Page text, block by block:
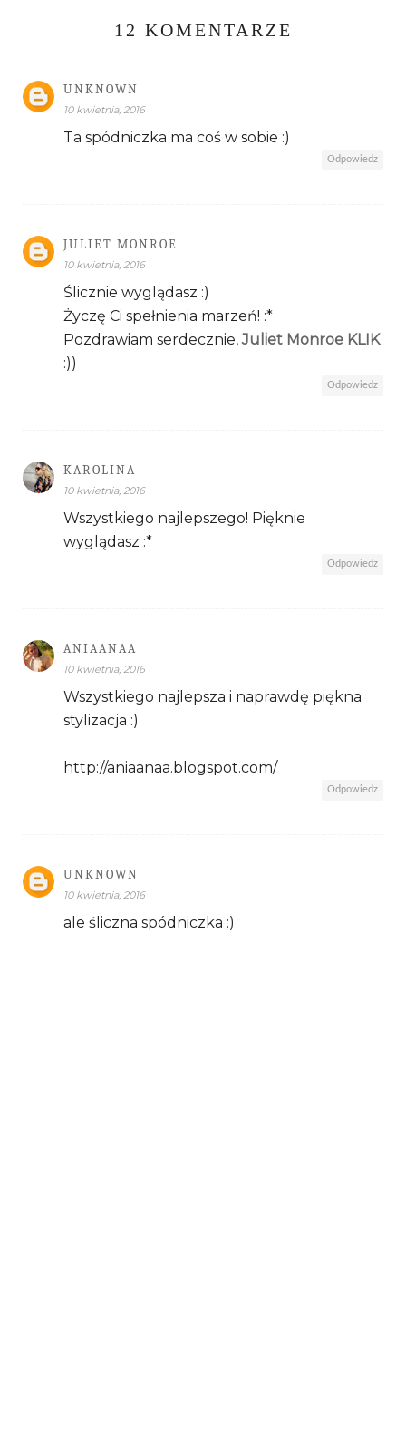
12 KOMENTARZE
UNKNOWN
10 kwietnia, 2016
Ta spódniczka ma coś w sobie :)
Odpowiedz
JULIET MONROE
10 kwietnia, 2016
Ślicznie wyglądasz :)
Życzę Ci spełnienia marzeń! :*
Pozdrawiam serdecznie, Juliet Monroe KLIK
:))
Odpowiedz
KAROLINA
10 kwietnia, 2016
Wszystkiego najlepszego! Pięknie
wyglądasz :*
Odpowiedz
ANIAANAA
10 kwietnia, 2016
Wszystkiego najlepsza i naprawdę piękna
stylizacja :)
http://aniaanaa.blogspot.com/
Odpowiedz
UNKNOWN
10 kwietnia, 2016
ale śliczna spódniczka :)